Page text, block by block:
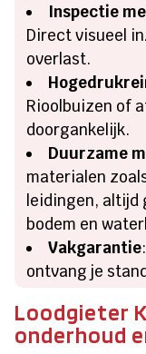
Inspectie
Direct visueel
overlast.
Rioolbuizen of
doorgankelijk.
Duurzame
materialen
leidingen, altijd
bodem en
Vakgarantie
ontvang je
Loodgieter
onderhoud